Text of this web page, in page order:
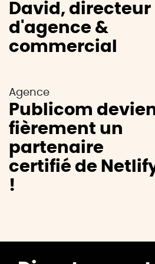
David, directeur
d'agence &
commercial
Agence
Publicom
fièrement un
partenaire
certifié de
!